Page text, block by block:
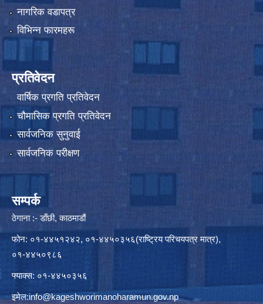
नागरिक वडापत्र
विभिन्न फारमहरू
प्रतिवेदन
वार्षिक प्रगति प्रतिवेदन
चौमासिक प्रगति प्रतिवेदन
सार्वजनिक सुनुवाई
सार्वजनिक परीक्षण
सम्पर्क
ठेगाना :- डाँछी, काठमाडौं
फोन: ०१-४४५१२४२, ०१-४४५०३५६(राष्ट्रिय परिचयपत्र मात्र),
०१-४४५०९८६
फ्याक्स: ०१-४४५०३५६
इमेल:info@kageshworimanoharamun.gov.np